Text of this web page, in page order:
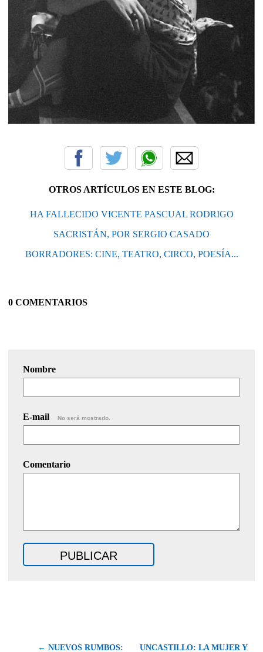
OTROS ARTÍCULOS EN ESTE BLOG:
HA FALLECIDO VICENTE PASCUAL RODRIGO
SACRISTÁN, POR SERGIO CASADO
BORRADORES: CINE, TEATRO, CIRCO, POESÍA...
0 COMENTARIOS
Nombre
E-mail No será mostrado.
Comentario
← NUEVOS RUMBOS: UNCASTILLO: LA MUJER Y